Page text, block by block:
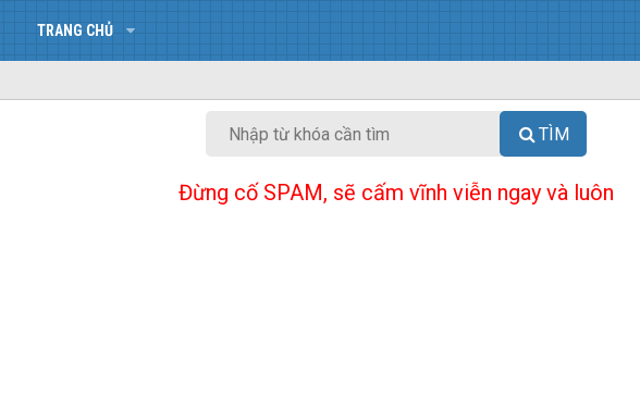
TRANG CHỦ
TÌM
Đừng cố SPAM, sẽ cấm vĩnh viễn ngay và luôn